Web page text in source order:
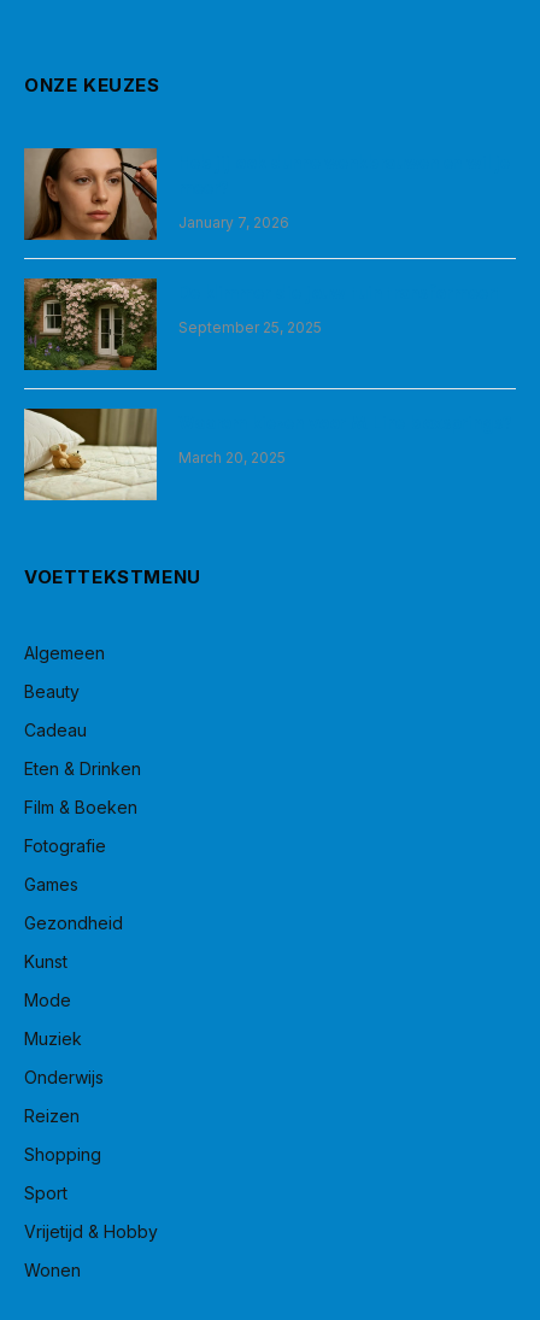
ONZE KEUZES
January 7, 2026
September 25, 2025
March 20, 2025
VOETTEKSTMENU
Algemeen
Beauty
Cadeau
Eten & Drinken
Film & Boeken
Fotografie
Games
Gezondheid
Kunst
Mode
Muziek
Onderwijs
Reizen
Shopping
Sport
Vrijetijd & Hobby
Wonen